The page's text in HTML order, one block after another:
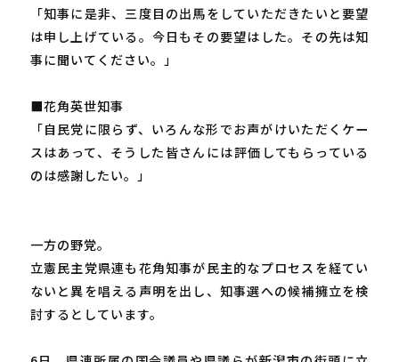
「知事に是非、三度目の出馬をしていただきたいと要望
は申し上げている。今日もその要望はした。その先は知
事に聞いてください。」
■花角英世知事
「自民党に限らず、いろんな形でお声がけいただくケー
スはあって、そうした皆さんには評価してもらっている
のは感謝したい。」
一方の野党。
立憲民主党県連も花角知事が民主的なプロセスを経てい
ないと異を唱える声明を出し、知事選への候補擁立を検
討するとしています。